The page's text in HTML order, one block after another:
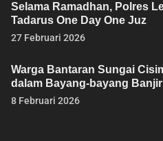
Selama Ramadhan, Polres
Tadarus One Day One Juz
27 Februari 2026
Warga Bantaran Sungai
dalam Bayang-bayang Banjir
8 Februari 2026